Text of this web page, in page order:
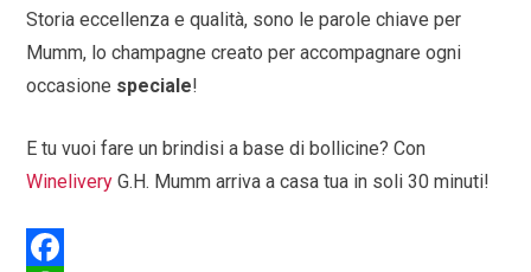
Storia eccellenza e qualità, sono le parole chiave per
Mumm, lo champagne creato per accompagnare ogni
occasione speciale!
E tu vuoi fare un brindisi a base di bollicine? Con
Winelivery G.H. Mumm arriva a casa tua in soli 30 minuti!